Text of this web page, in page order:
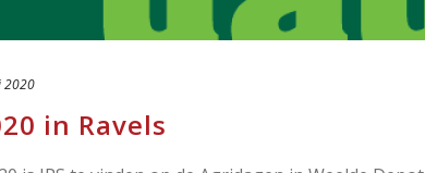
2020
in Ravels